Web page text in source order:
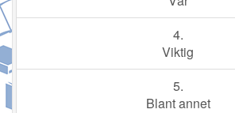
4.
Viktig
5.
Blant annet